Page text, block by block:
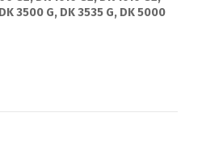
3500 G, DK 3535 G, DK 5000